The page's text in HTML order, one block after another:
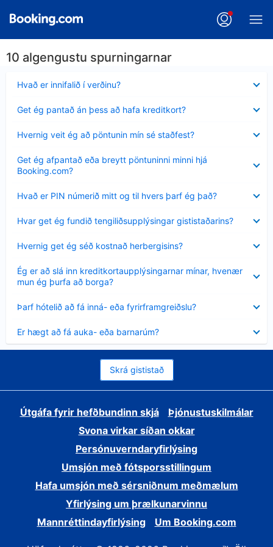
10 algengustu spurningarnar
Hvað er innifalið í verðinu?
sýnt
Get ég pantað án þess að hafa kreditkort?
sýnt
Hvernig veit ég að pöntunin mín sé staðfest?
sýnt
Get ég afpantað eða breytt pöntuninni minni hjá
Booking.com?
sýnt
Hvað er PIN númerið mitt og til hvers þarf ég það?
sýnt
Hvar get ég fundið tengiliðsupplýsingar gististaðarins?
sýnt
Hvernig get ég séð kostnað herbergisins?
sýnt
Ég er að slá inn kreditkortaupplýsingarnar mínar, hvenær
mun ég þurfa að borga?
Minna
sýnt
Þarf hótelið að fá inná- eða fyrirframgreiðslu?
sýnt
Er hægt að fá auka- eða barnarúm?
sýnt
Skrá gististað
Útgáfa fyrir hefðbundinn skjá
Þjónustuskilmálar
Svona virkar síðan okkar
Persónuverndaryfirlýsing
Umsjón með fótsporsstillingum
Hafa umsjón með sérsniðnum meðmælum
Yfirlýsing um þrælkunarvinnu
Mannréttindayfirlýsing
Um Booking.com